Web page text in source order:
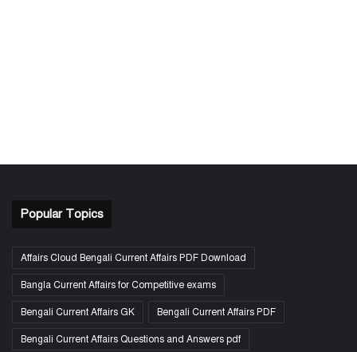
Popular Topics
Affairs Cloud Bengali Current Affairs PDF Download
Bangla Current Affairs for Competitive exams
Bengali Current Affairs GK Bengali Current Affairs PDF
Bengali Current Affairs Questions and Answers pdf